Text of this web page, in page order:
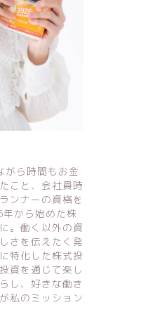
がら時間もお金
こと、会社員時
ンナーの資格を
から始めた株
。働く以外の資
さを伝えたく発
特化した株式投
資を通じて楽し
し、好きな働き
私のミッション